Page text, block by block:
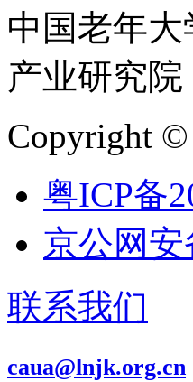
中国老年
产业研究院
Copyright ©
粤ICP备
京公网安
联系我们
caua@lnjk.org.cn